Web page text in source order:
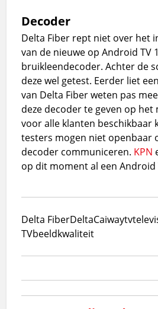
Decoder
Delta Fiber rept niet over het
van de nieuwe op Android TV
bruikleendecoder. Achter de
deze wel getest. Eerder liet
van Delta Fiber weten pas
deze decoder te geven op
voor alle klanten beschikbaar
testers mogen niet openbaar
decoder communiceren. KPN
op dit moment al een Android
Delta FiberDeltaCaiwaytv
TVbeeldkwaliteit